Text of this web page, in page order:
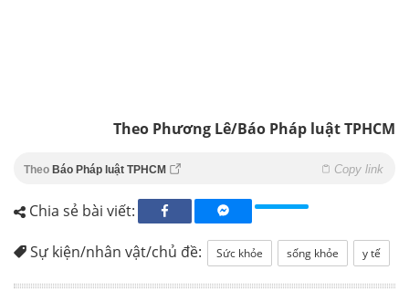
Theo Phương Lê/Báo Pháp luật TPHCM
Theo Báo Pháp luật TPHCM Copy link
Chia sẻ bài viết:
Sự kiện/nhân vật/chủ đề: Sức khỏe sống khỏe y tế